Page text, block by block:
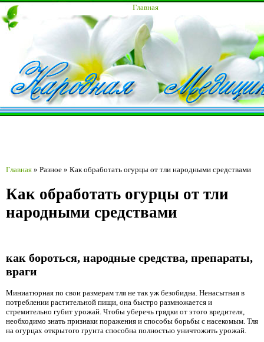
Главная
Главная » Разное » Как обработать огурцы от тли народными средствами
Как обработать огурцы от тли
народными средствами
как бороться, народные средства, препараты,
враги
Миниатюрная по свои размерам тля не так уж безобидна. Ненасытная в
потреблении растительной пищи, она быстро размножается и
стремительно губит урожай. Чтобы уберечь грядки от этого вредителя,
необходимо знать признаки поражения и способы борьбы с насекомым. Тля
на огурцах открытого грунта способна полностью уничтожить урожай.